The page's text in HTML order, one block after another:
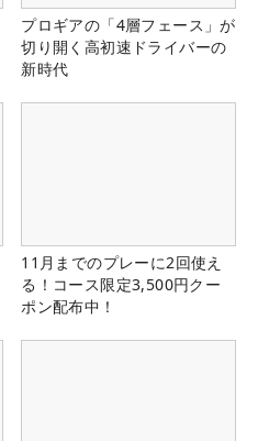
プロギアの「4層フェース」が
切り開く高初速ドライバーの
新時代
11月までのプレーに2回使え
る！コース限定3,500円クー
ポン配布中！